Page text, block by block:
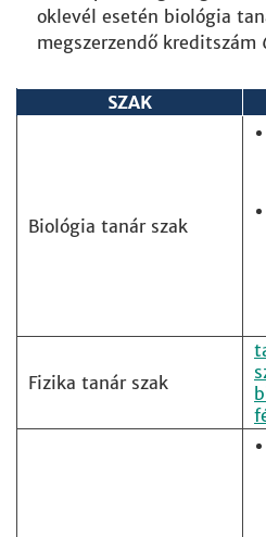
oklevél esetén biológia
megszerzendő kreditszám
SZAK
Biológia tanár szak
Fizika tanár szak